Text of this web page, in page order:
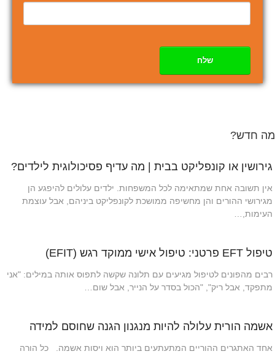
שלח
מה חדש?
גירושין או קונפליקט בבית | מה עדיף פסיכולוגית לילדים?
אין תשובה אחת שמתאימה לכל המשפחות. ילדים עלולים להיפגע הן
מגירושי ההורים והן מחשיפה ממושכת לקונפליקט ביניהם, אבל עוצמת
העימות,…
טיפול EFT פרטני: טיפול אישי ממוקד רגש (EFIT)
רבים מהפונים לטיפול מגיעים עם תלונה שקשה לתפוס אותה במילים: "אני
מתפקד, אבל ריק", "הכול בסדר על הנייר, אבל שום…
אשמה הורית עלולה להיות מנגנון הגנה שחוסם למידה
אחד האתגרים ההוריים המתעתעים ביותר הוא ויסות אשמה. כל הורה